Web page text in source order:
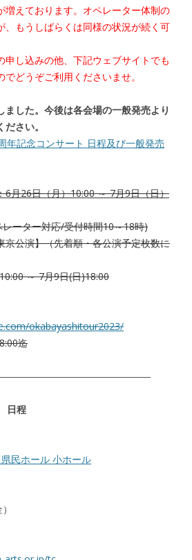
増えております。オペレーター体制の
、もうしばらくは同様の状況が続く可
申し込みの他、下記ウェブサイトでも
どうぞご利用くださいませ。
ました。今後は各会場の一般発売より
さい。
年記念コンサート 日程及び一般発売
6月26日（月）10:00 ～ 7月9日（日）
ーター対応/受付時間10～18時)
京公演】（先着順・各公演予定枚数に
～ 7月9日(日)18:00
okabayashitour2023/
迄
日程
民ホール 小ホール